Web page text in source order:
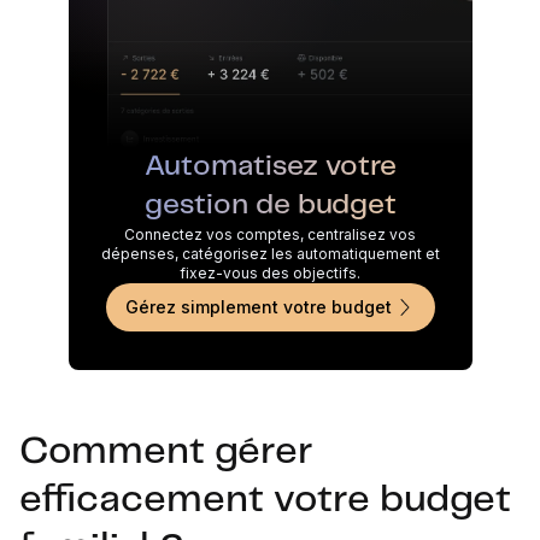
Automatisez votre
gestion de budget
Connectez vos comptes, centralisez vos
dépenses, catégorisez les automatiquement et
fixez-vous des objectifs.
Gérez simplement votre budget
Comment gérer
efficacement votre budget